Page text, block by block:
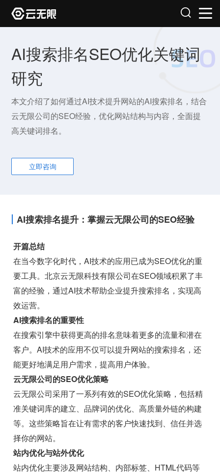
AI搜索排名SEO优化关键词
研究
本文介绍了如何通过AI技术提升网站的AI搜索排名，结合
云无限公司的SEO经验，优化网站结构与内容，全面提
高关键词排名。
立即咨询
AI搜索排名提升：掌握云无限公司的SEO经验
开篇总结
在当今数字化时代，AI技术的应用已成为SEO优化的重
要工具。北京云无限科技有限公司在SEO领域积累了丰
富的经验，通过AI技术帮助企业提升搜索排名，实现高
效运营。
AI搜索排名的重要性
在搜索引擎中获得更高的排名意味着更多的流量和潜在
客户。AI技术的应用不仅可以提升网站的搜索排名，还
能更好地满足用户需求，提高用户体验。
云无限公司的SEO优化策略
云无限公司采用了一系列有效的SEO优化策略，包括精
准关键词库的建立、品牌词的优化、高质量外链的构建
等。这些策略旨在让有需求的客户快速找到、信任并选
择你的网站。
站内优化与站外优化
站内优化主要涉及网站结构、内部标签、HTML代码等